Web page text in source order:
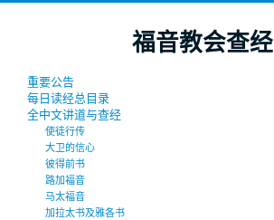
福音教会查经
重要公告
每日读经总目录
全中文讲道与查经
使徒行传
大卫的信心
彼得前书
路加福音
马太福音
加拉太书及雅各书